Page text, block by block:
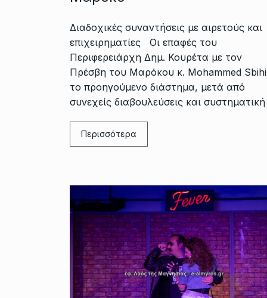
Διαδοχικές συναντήσεις με αιρετούς και
επιχειρηματίες Οι επαφές του
Περιφερειάρχη Δημ. Κουρέτα με τον
Πρέσβη του Μαρόκου κ. Mohammed Sbihi
το προηγούμενο διάστημα, μετά από
συνεχείς διαβουλεύσεις και συστηματική
Περισσότερα